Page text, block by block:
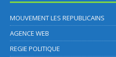
MOUVEMENT LES REPUBLICAINS
AGENCE WEB
REGIE POLITIQUE